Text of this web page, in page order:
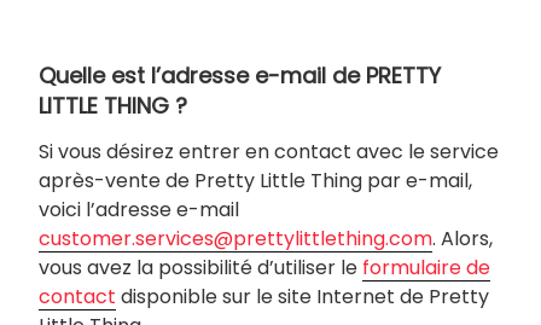
Quelle est l’adresse e-mail de PRETTY
LITTLE THING ?
Si vous désirez entrer en contact avec le service
après-vente de Pretty Little Thing par e-mail,
voici l’adresse e-mail
customer.services@prettylittlething.com. Alors,
vous avez la possibilité d’utiliser le formulaire de
contact disponible sur le site Internet de Pretty